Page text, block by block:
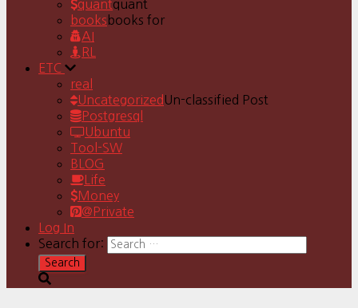
quantquant
books books for
AI
RL
ETC
real
Uncategorized Un-classified Post
Postgresql
Ubuntu
Tool-SW
BLOG
Life
Money
@Private
Log In
Search for: